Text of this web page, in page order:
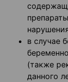
в случае
(также
данного